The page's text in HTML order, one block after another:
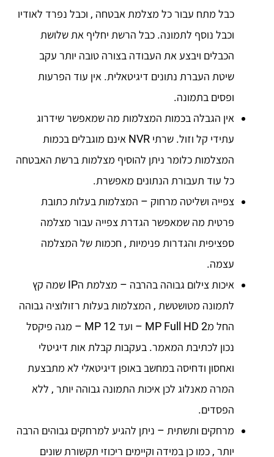
כבל מתח עבור כל מצלמת אבטחה , וכבל נפרד לאודיו
וכבל נוסף לתמונה. כבל הרשת יחליף את שלושת
הכבלים ויבצע את העבודה בצורה טובה יותר עקב
שיטת העברת נתונים דיגיטאלית. אין עוד הפרעות
ופסים בתמונה.
אין הגבלה בכמות המצלמות מה שמאפשר שידרוג
עתידי קל וזול. שרתי NVR אינם מוגבלים בכמות
המצלמות כלומר ניתן להוסיף מצלמות ברשת האבטחה
כל עוד תעבורת הנתונים מאפשרת.
צפייה ושליטה מרחוק – המצלמות בעלות כתובת
פרטית מה שמאפשר הגדרת צפייה עבור מצלמה
ספציפית והגדרות פנימיות , חכמות של המצלמה
עצמה.
איכות צילום גבוהה בהרבה – מצלמת הIP שמה קץ
לתמונה מטושטשת , המצלמות בעלות רזולוציה גבוהה
החל מ2 MP Full HD – ועד 12 MP – מגה פיקסל
נכון לכתיבת המאמר. בעקבות קבלת אות דיגיטלי
ואחסון ודחיסה במחשב באופן דיגיטאלי לא מתבצעת
המרה מאנלוג לכן איכות התמונה גבוהה יותר , ללא
הפסדים.
מרחקים ותשתית – ניתן להגיע למרחקים גבוהים הרבה
יותר , כמו כן במידה וקיימים ריכוזי תקשורת שונים